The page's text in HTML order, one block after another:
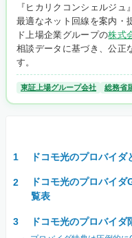
『ヒカリクコンシェルジ
最適なネット回線を案内・
ド上場企業グループの株式
相談データに基づき、公正
す。
東証上場グループ会社 総務省
ドコモ光のプロバイダ
ドコモ光のプロバイ
覧表
ドコモ光のプロバイダ